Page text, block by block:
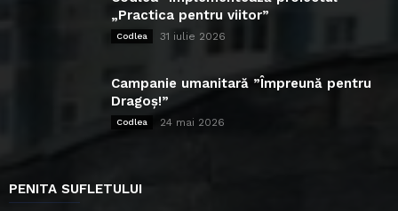
„Practica pentru viitor”
Codlea 31 iulie 2026
Campanie umanitară ”Împreună pentru
Dragoș!”
Codlea 24 mai 2026
PENITA SUFLETULUI